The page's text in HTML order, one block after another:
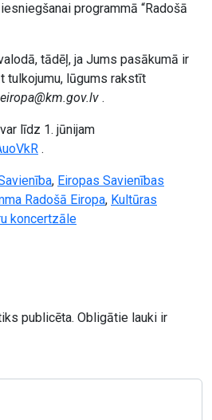
programmā “Radošā
tādēļ, ja Jums pasākumā ir
tulkojumu, lūgums rakstīt
.
līdz 1. jūnijam
.
, Eiropas Savienības
Radošā Eiropa, Kultūras
koncertzāle
publicēta. Obligātie lauki ir